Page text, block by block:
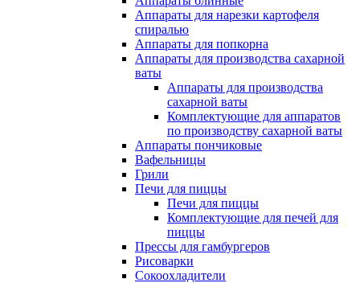
Аппараты для нарезки картофеля
спиралью
Аппараты для попкорна
Аппараты для производства сахарной
ваты
Аппараты для производства
сахарной ваты
Комплектующие для аппаратов
по производству сахарной ваты
Аппараты пончиковые
Вафельницы
Грили
Печи для пиццы
Печи для пиццы
Комплектующие для печей для
пиццы
Прессы для гамбургеров
Рисоварки
Сокоохладители